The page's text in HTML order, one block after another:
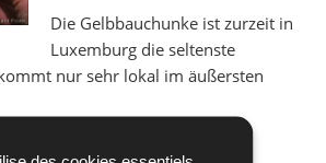
Die Gelbbauchunke ist zurzeit in
Luxemburg die seltenste
nur sehr lokal im äußersten